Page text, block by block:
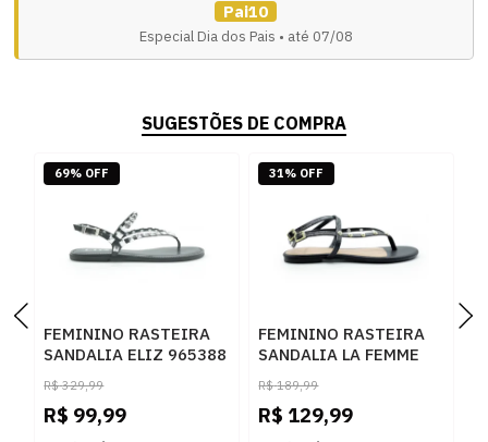
Pai10
Especial Dia dos Pais • até 07/08
SUGESTÕES DE COMPRA
FEMININO RASTEIRA
SANDALIA ELIZ 965388
VENETO PRETO METAL
NIQUEL
R$ 329,99
R$ 99,99
69% OFF
FEMININO RASTEIRA
SANDALIA LA FEMME
131287 VZ SHINE
PRETO
R$ 189,99
R$ 129,99
31% OFF